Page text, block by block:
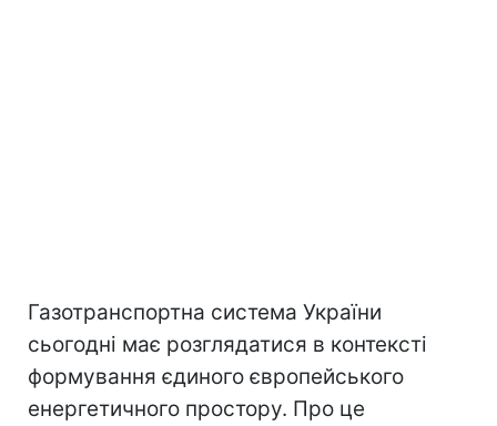
Газотранспортна система України
сьогодні має розглядатися в контексті
формування єдиного європейського
енергетичного простору. Про це